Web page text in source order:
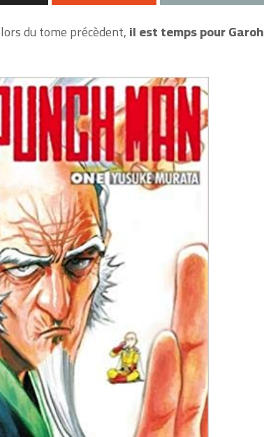
du tome précèdent,il est temps pour Garoh